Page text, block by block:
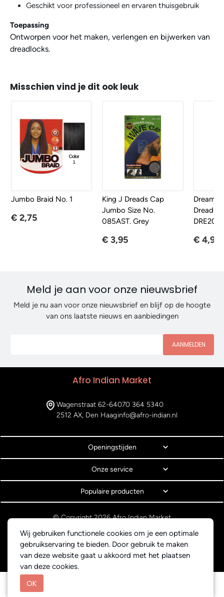
Wij gebruiken functionele cookies om je een optimale
gebruikservaring te bieden. Door gebruik te maken
van deze website gaat u akkoord met het plaatsen
van deze cookies.
OK
Geschikt voor professioneel en ervaren thuisgebruik
Toepassing
Ontworpen voor het maken, verlengen en bijwerken van
dreadlocks.
Misschien vind je dit ook leuk
Jumbo Braid No. 1
€ 2,75
King J Dreads Cap
Jumbo Size No.
085AST. Grey
€ 3,95
Dream
DRE203
€ 4,95
Meld je aan voor onze nieuwsbrief
Meld je nu aan voor onze nieuwsbrief en blijf op de hoogte
van ons laatste nieuws en aanbiedingen
AANMELDEN
Afro Indian Market
Wagenstraat 62-64
2512 AX, Den Haag
070 364 5340
info@afro-indian.nl
Openingstijden
Onze service
Populaire producten
© Copyright 2026 Afro Indian Market
Privacyverklaring
Webdesign BEWISE Solutions